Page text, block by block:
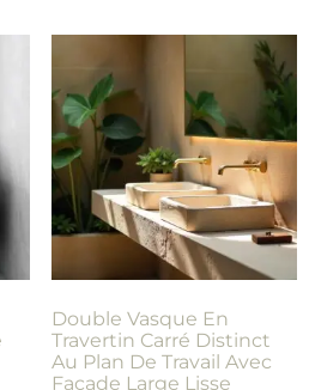
Double Vasque En
Travertin Carré Distinct
Au Plan De Travail Avec
Façade Large Lisse